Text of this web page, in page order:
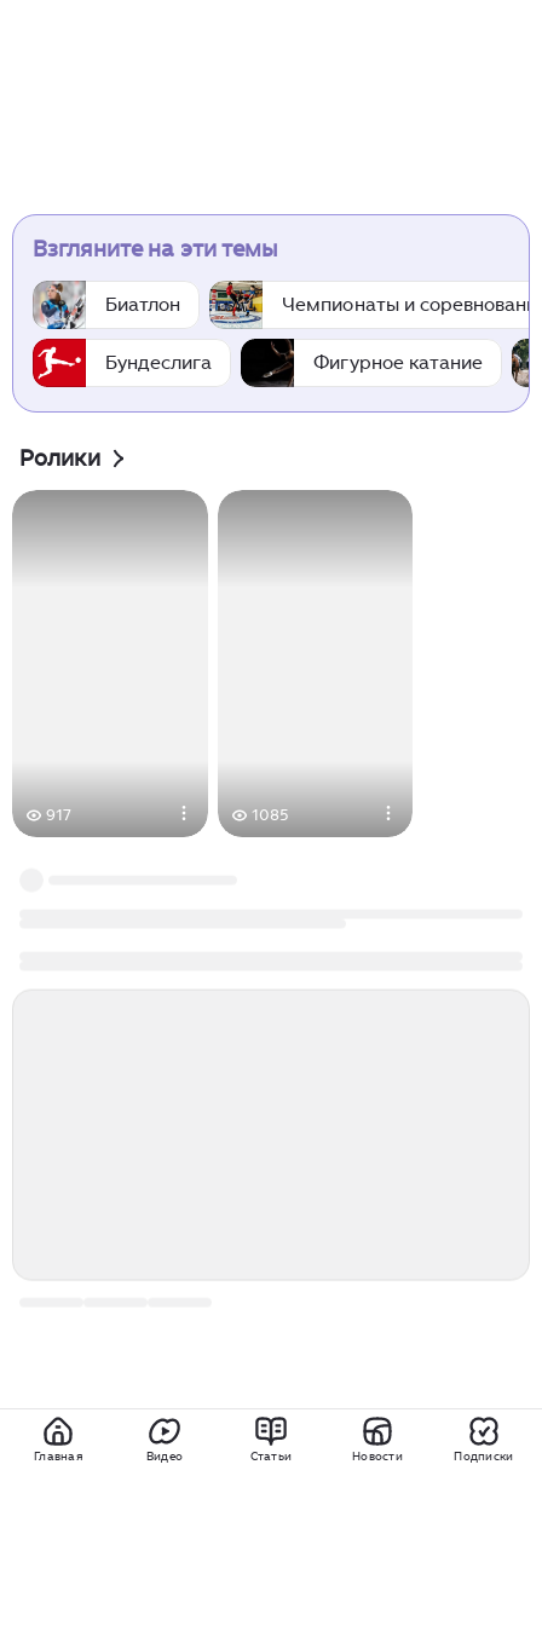
Взгляните на эти темы
Биатлон Чемпионаты и
Бундеслига Фигурное катание
Ролики
917 1085
Главная Видео Статьи Новости Подписки